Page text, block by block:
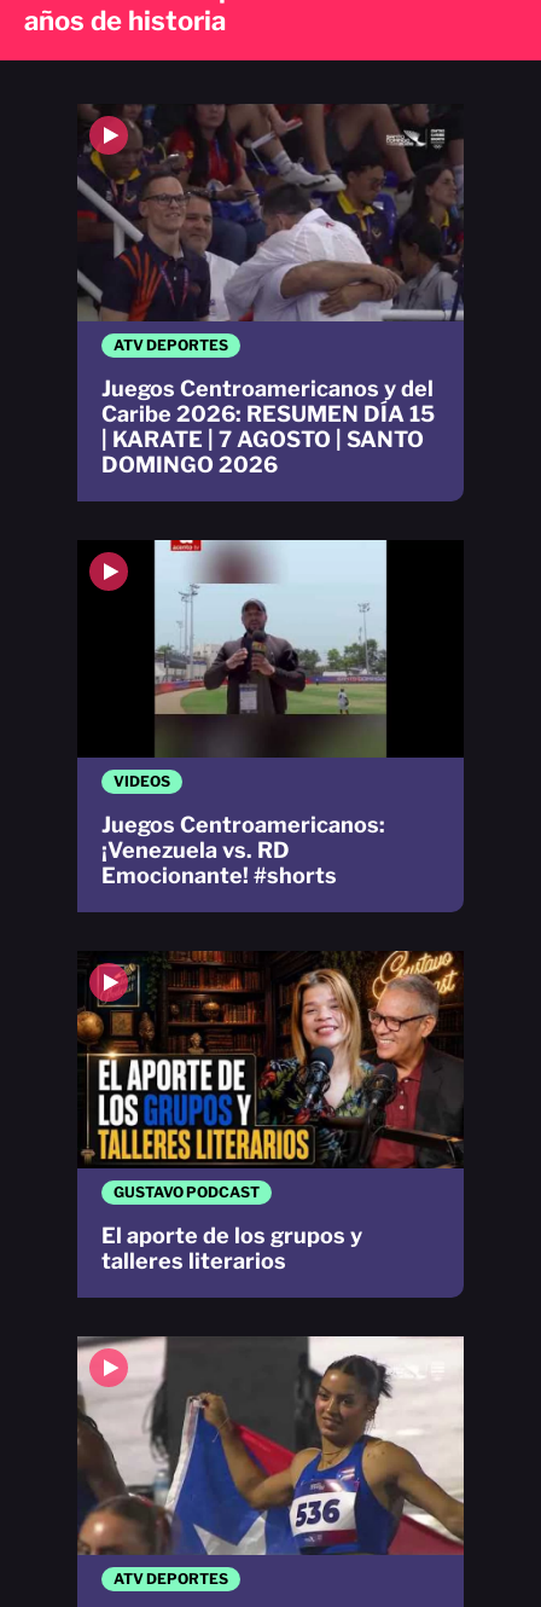
años de historia
GUSTAVO PODCAST
El aporte de los grupos y
talleres literarios
VIDEOS
Juegos Centroamericanos:
¡Venezuela vs. RD
Emocionante! #shorts
ATV DEPORTES
Juegos Centroamericanos y del
Caribe 2026: RESUMEN DÍA 15
| KARATE | 7 AGOSTO | SANTO
DOMINGO 2026
ATV DEPORTES